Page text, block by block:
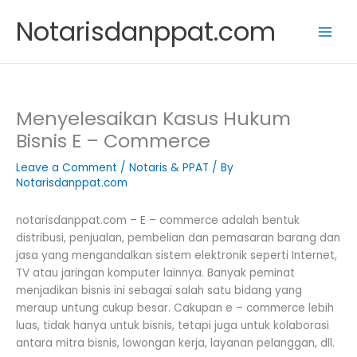
content
Notarisdanppat.com
Menyelesaikan Kasus Hukum
Bisnis E – Commerce
Leave a Comment / Notaris & PPAT / By
Notarisdanppat.com
notarisdanppat.com – E – commerce adalah bentuk
distribusi, penjualan, pembelian dan pemasaran barang dan
jasa yang mengandalkan sistem elektronik seperti Internet,
TV atau jaringan komputer lainnya. Banyak peminat
menjadikan bisnis ini sebagai salah satu bidang yang
meraup untung cukup besar. Cakupan e – commerce lebih
luas, tidak hanya untuk bisnis, tetapi juga untuk kolaborasi
antara mitra bisnis, lowongan kerja, layanan pelanggan, dll.